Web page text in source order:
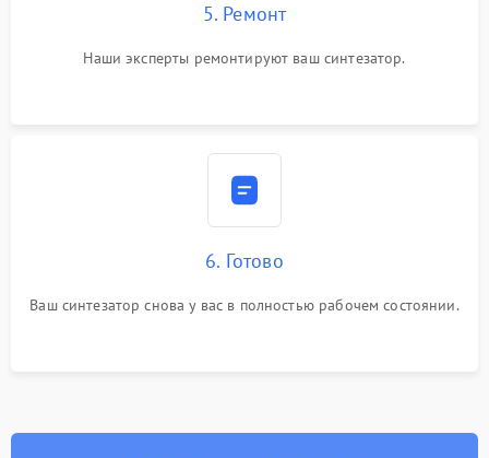
5. Ремонт
Наши эксперты ремонтируют ваш синтезатор.
6. Готово
Ваш синтезатор снова у вас в полностью рабочем состоянии.